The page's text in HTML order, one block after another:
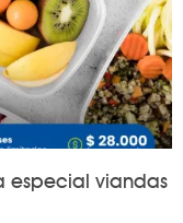
especial viandas